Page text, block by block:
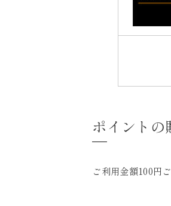
ポイントの
ご利用金額100円